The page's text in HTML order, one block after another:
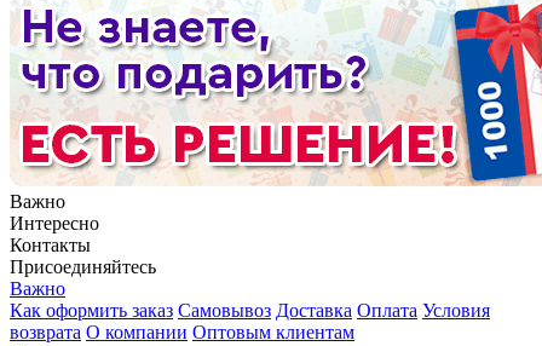
Важно
Интересно
Контакты
Присоединяйтесь
Важно
Как оформить заказ Самовывоз Доставка Оплата Условия
возврата О компании Оптовым клиентам